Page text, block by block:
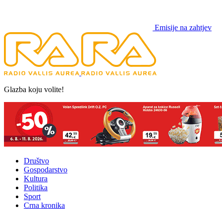
Emisije na zahtjev
Glazba koju volite!
Društvo
Gospodarstvo
Kultura
Politika
Sport
Crna kronika